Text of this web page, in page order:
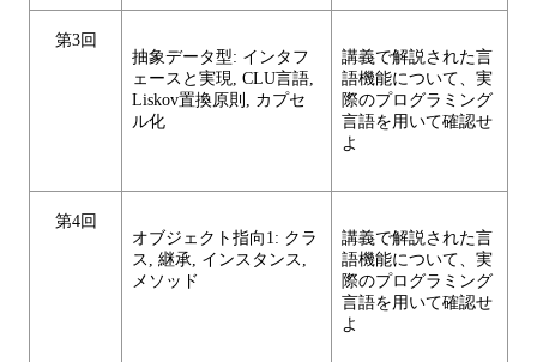
第3回
抽象データ型: インタフ
ェースと実現, CLU言語,
Liskov置換原則, カプセ
ル化
講義で解説された言
語機能について、実
際のプログラミング
言語を用いて確認せ
よ
第4回
オブジェクト指向1: クラ
ス, 継承, インスタンス,
メソッド
講義で解説された言
語機能について、実
際のプログラミング
言語を用いて確認せ
よ